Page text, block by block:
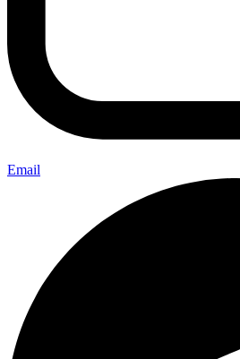
Email